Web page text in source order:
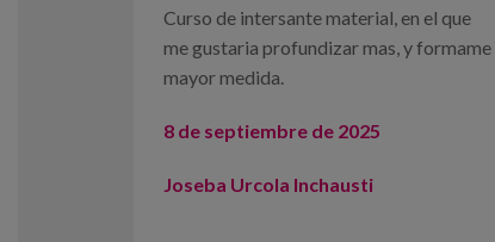
Curso de intersantematerial, en el que
me gustaria profundizarmas, yformame
mayor medida.
8 de septiembre de 2025
Joseba Urcola Inchausti